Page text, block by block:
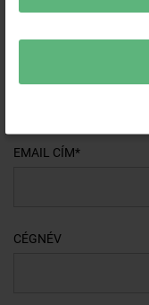
EMAIL CÍM*
CÉGNÉV